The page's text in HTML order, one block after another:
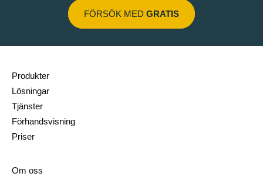
FÖRSÖK MED GRATIS
Produkter
Lösningar
Tjänster
Förhandsvisning
Priser
Om oss